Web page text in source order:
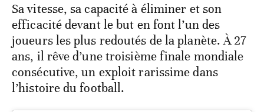
Sa vitesse, sa capacité à éliminer et son
efficacité devant le but en font l’un des
joueurs les plus redoutés de la planète. À 27
ans, il rêve d’une troisième finale mondiale
consécutive, un exploit rarissime dans
l’histoire du football.